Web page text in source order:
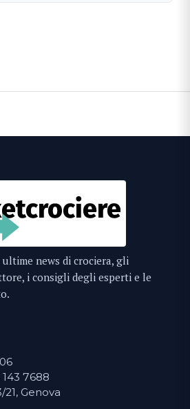
news di crociera, gli
i consigli degli esperti e le
143 7688
Genova